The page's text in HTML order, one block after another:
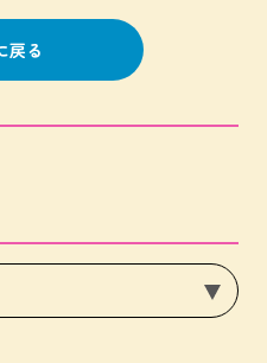
戻る